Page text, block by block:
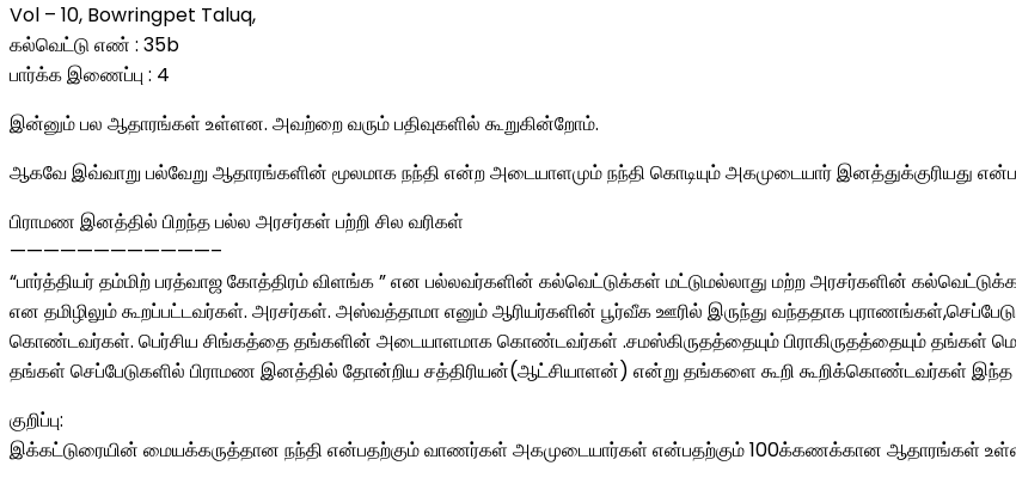
Vol – 10, Bowringpet Taluq,
கல்வெட்டு எண் : 35b
பார்க்க இணைப்பு : 4
இன்னும் பல ஆதாரங்கள் உள்ளன. அவற்றை வரும் பதிவுகளில் கூறுகின்றோம்.
ஆகவே இவ்வாறு பல்வேறு ஆதாரங்களின் மூலமாக நந்தி என்ற அடையாளமும் நந்தி கொடியும் அகமுடையார் இனத்துக்குரியது
பிராமண இனத்தில் பிறந்த பல்ல அரசர்கள் பற்றி சில வரிகள்
————————————–
“பார்த்தியர் தம்மிற் பரத்வாஜ கோத்திரம் விளங்க ” என பல்லவர்களின் கல்வெட்டுக்கள் மட்டுமல்லாது மற்ற அரசர்களின்
என தமிழிலும் கூறப்பட்டவர்கள். அரசர்கள். அஸ்வத்தாமா எனும் ஆரியர்களின் பூர்வீக ஊரில் இருந்து வந்ததாக
கொண்டவர்கள். பெர்சிய சிங்கத்தை தங்களின் அடையாளமாக கொண்டவர்கள் .சமஸ்கிருதத்தையும் பிராகிருதத்தையும் தங்கள்
தங்கள் செப்பேடுகளில் பிராமண இனத்தில் தோன்றிய சத்திரியன்(ஆட்சியாளன்) என்று தங்களை கூறி கூறிக்கொண்டவர்கள்
குறிப்பு:
இக்கட்டுரையின் மையக்கருத்தான நந்தி என்பதற்கும் வாணர்கள் அகமுடையார்கள் என்பதற்கும் 100க்கணக்கான ஆதாரங்கள்